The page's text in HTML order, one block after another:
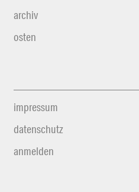
archiv
osten
impressum
datenschutz
anmelden